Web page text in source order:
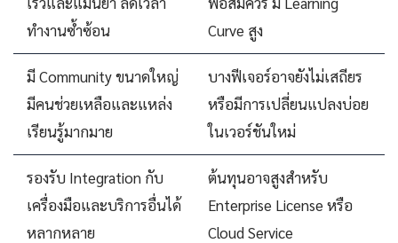
ทำงานซ้ำซ้อน
Curve สูง
มี Community ขนาดใหญ่
มีคนช่วยเหลือและแหล่ง
เรียนรู้มากมาย
บางฟีเจอร์อาจยังไม่เสถียร
หรือมีการเปลี่ยนแปลงบ่อย
ในเวอร์ชันใหม่
รองรับ Integration กับ
เครื่องมือและบริการอื่นได้
หลากหลาย
ต้นทุนอาจสูงสำหรับ
Enterprise License หรือ
Cloud Service